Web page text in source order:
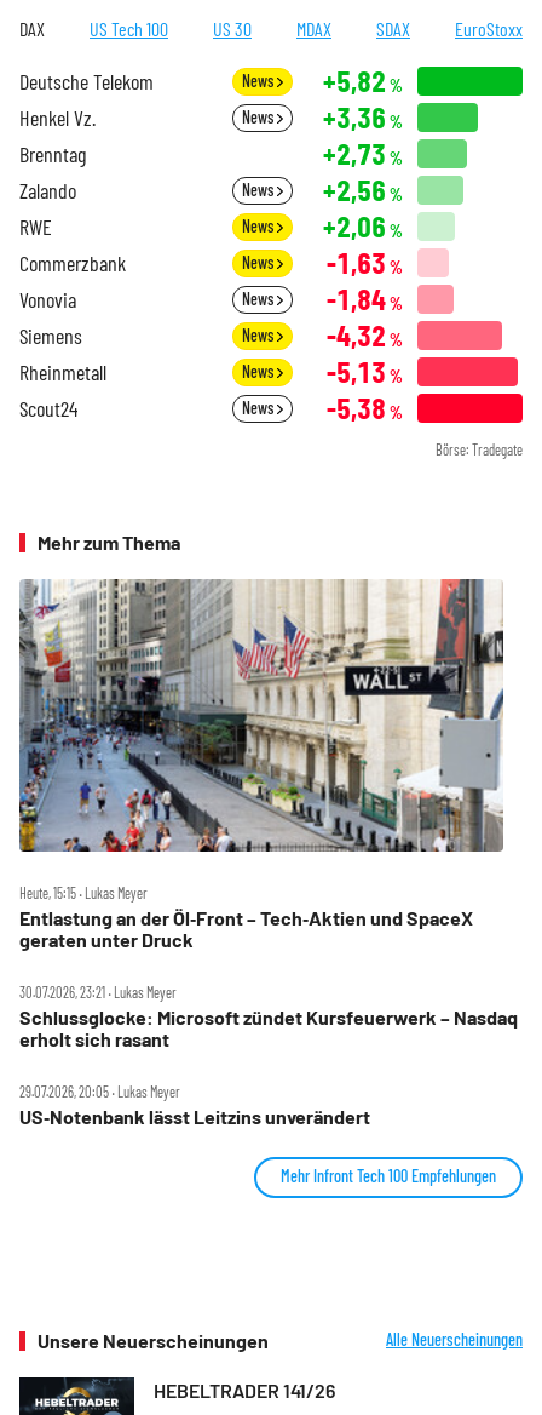
DAX US Tech 100 US 30 MDAX SDAX EuroStoxx
Deutsche Telekom News +5,82 %
Henkel Vz. News +3,36 %
Brenntag +2,73 %
Zalando News +2,56 %
RWE News +2,06 %
Commerzbank News -1,63 %
Vonovia News -1,84%
Siemens News -4,32 %
Rheinmetall News -5,13 %
Scout24 News -5,38 %
Börse: Tradegate
Mehr zum Thema
Heute, 15:15 ‧ Lukas Meyer
Entlastung an der Öl‑Front – Tech‑Aktien und SpaceX
geraten unter Druck
30.07.2026, 23:21 ‧ Lukas Meyer
Schlussglocke: Microsoft zündet Kursfeuerwerk – Nasdaq
erholt sich rasant
29.07.2026, 20:05 ‧ Lukas Meyer
US‑Notenbank lässt Leitzins unverändert
Mehr Infront Tech 100 Empfehlungen
Unsere Neuerscheinungen Alle Neuerscheinungen
HEBELTRADER 141/26